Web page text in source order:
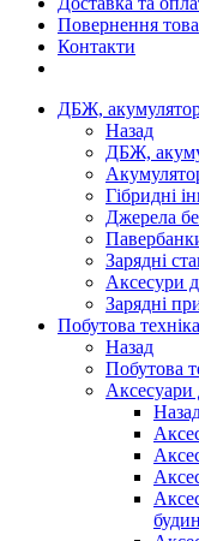
Повернення
Контакти
ДБЖ,
Назад
ДБЖ,
Гібридні
Джерела
Зарядні
Аксесури
Зарядні
Побутова техніка
Назад
Побутова
Аксесуари